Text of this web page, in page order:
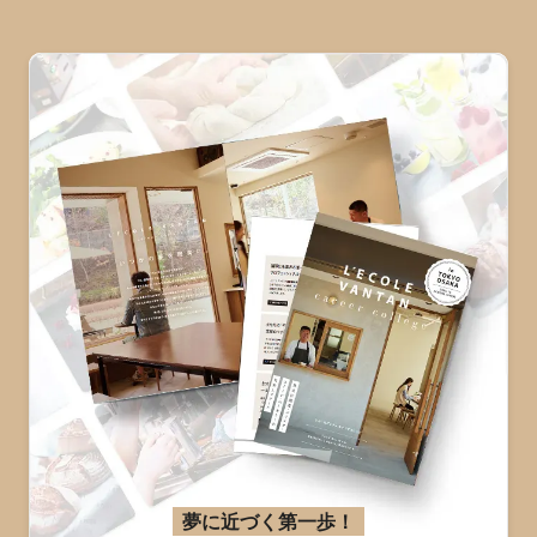
夢に近づく第一歩！